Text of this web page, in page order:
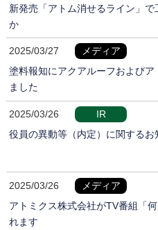
新発売「アトム消せるライン」
か
2025/03/27
メディア
塗料報知にアクアルーフおよび
ました
2025/03/26
IR
役員の異動等（内定）に関するお
2025/03/26
メディア
アトミクス株式会社がTV番組「
れます